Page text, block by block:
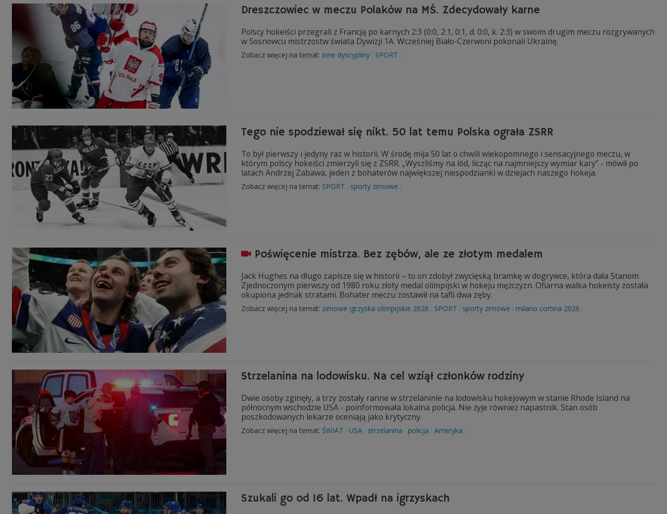
Dreszczowiec w meczu Polaków na MŚ. Zdecydowały karne
Polscy hokeiści przegrali z Francją po karnych 2:3 (0:0, 2:1, 0:1, d. 0:0, k. 2:3) w swoim drugim meczu rozgrywanych
w Sosnowcu mistrzostw świata Dywizji 1A. Wcześniej Biało-Czerwoni pokonali Ukrainę.
Zobacz więcej na temat: inne dyscypliny SPORT
Tego nie spodziewał się nikt. 50 lat temu Polska ograła ZSRR
To był pierwszy i jedyny raz w historii. W środę mija 50 lat o chwili wiekopomnego i sensacyjnego meczu, w
którym polscy hokeiści zmierzyli się z ZSRR. „Wyszliśmy na lód, licząc na najmniejszy wymiar kary” - mówił po
latach Andrzej Zabawa, jeden z bohaterów największej niespodzianki w dziejach naszego hokeja.
Zobacz więcej na temat: SPORT sporty zimowe
Poświęcenie mistrza. Bez zębów, ale ze złotym medalem
Jack Hughes na długo zapisze się w historii – to on zdobył zwycięską bramkę w dogrywce, która dała Stanom
Zjednoczonym pierwszy od 1980 roku złoty medal olimpijski w hokeju mężczyzn. Ofiarna walka hokeisty została
okupiona jednak stratami. Bohater meczu zostawił na tafli dwa zęby.
Zobacz więcej na temat: zimowe igrzyska olimpijskie 2026 SPORT sporty zimowe milano cortina 2026
Strzelanina na lodowisku. Na cel wziął członków rodziny
Dwie osoby zginęły, a trzy zostały ranne w strzelaninie na lodowisku hokejowym w stanie Rhode Island na
północnym wschodzie USA - poinformowała lokalna policja. Nie żyje również napastnik. Stan osób
poszkodowanych lekarze oceniają jako krytyczny.
Zobacz więcej na temat: ŚWIAT USA strzelanina policja Ameryka
Szukali go od 16 lat. Wpadł na igrzyskach